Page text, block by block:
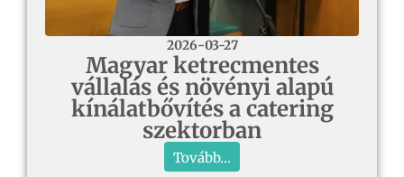
2026-03-27
Magyar ketrecmentes
vállalás és növényi alapú
kínálatbővítés a catering
szektorban
Tovább...